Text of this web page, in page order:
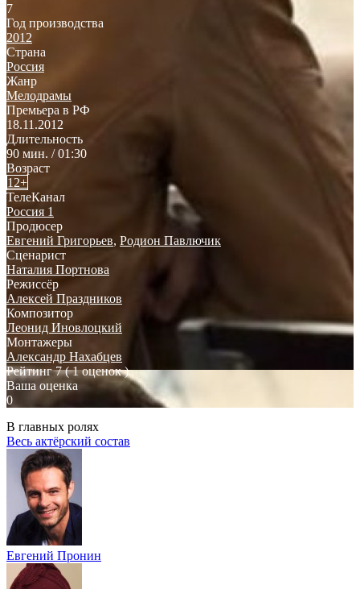
7
Год производства
2012
Страна
Россия
Жанр
Мелодрамы
Премьера в РФ
18.11.2012
Длительность
90 мин. / 01:30
Возраст
12+
ТелеКанал
Россия 1
Продюсер
Евгений Григорьев, Родион Павлючик
Сценарист
Наталия Портнова
Режиссёр
Алексей Праздников
Композитор
Леонид Иновлоцкий
Монтажеры
Александр Нахабцев
Рейтинг 7 ( 1 оценок )
Ваша оценка
0
В главных ролях
Весь актёрский состав
Евгений Пронин